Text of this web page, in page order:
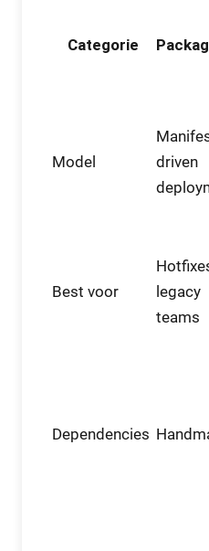
Categorie
Model
driven
Best voor
legacy
teams
Dependencies